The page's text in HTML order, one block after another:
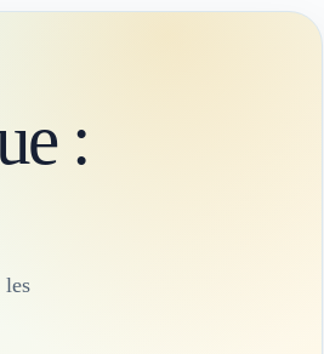
:
les